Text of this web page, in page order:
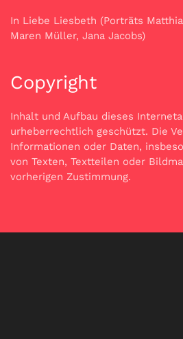
In Liebe Liesbeth (Porträts
Maren Müller, Jana Jacobs)
Copyright
Inhalt und Aufbau dieses
urheberrechtlich geschützt. Die
Informationen oder Daten,
von Texten, Textteilen oder
vorherigen Zustimmung.